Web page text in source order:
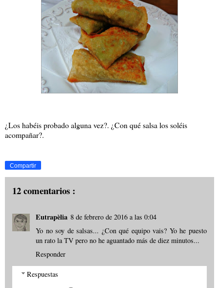
¿Los habéis probado alguna vez?. ¿Con qué salsa los soléis
acompañar?.
Compartir
12 comentarios :
Eutrapèlia 8 de febrero de 2016 a las 0:04
Yo no soy de salsas... ¿Con qué equipo vais? Yo he puesto
un rato la TV pero no he aguantado más de diez minutos...
Responder
Respuestas